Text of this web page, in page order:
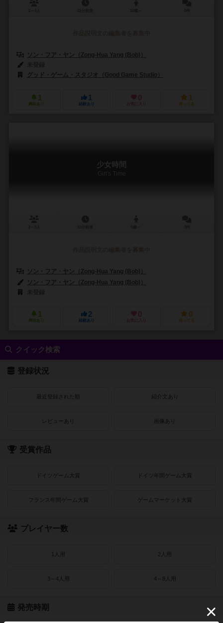
ソン・フア・ヤン（Zong-Hua Yang (Bob)）
グッド・ゲーム・スタジオ（Good Game Studio）
1
興味あり
1
経験あり
0
お気に入り
1
持ってる
少女時間
Girl's Time
ソン・フア・ヤン（Zong-Hua Yang (Bob)）
ソン・フア・ヤン（Zong-Hua Yang (Bob)）
1
興味あり
2
経験あり
0
お気に入り
0
持ってる
クイック検索
登録状況
最近登録された順 紹介文あり
レビューあり 画像あり
受賞作品
ドイツゲーム大賞 ドイツ年間ゲーム大賞
フランス年間ゲーム大賞 ゲームマーケット大賞
プレイヤー数
1人用 2人用
3～4人用 4～8人用
発売時期